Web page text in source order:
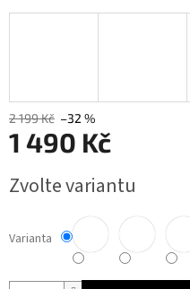
2 199 Kč –32 %
1 490 Kč
cena:
Zvolte variantu
Varianta